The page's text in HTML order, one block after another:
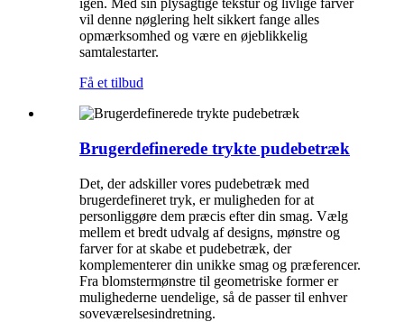
igen. Med sin plysagtige tekstur og livlige farver
vil denne nøglering helt sikkert fange alles
opmærksomhed og være en øjeblikkelig
samtalestarter.
Få et tilbud
Brugerdefinerede trykte pudebetræk
Det, der adskiller vores pudebetræk med
brugerdefineret tryk, er muligheden for at
personliggøre dem præcis efter din smag. Vælg
mellem et bredt udvalg af designs, mønstre og
farver for at skabe et pudebetræk, der
komplementerer din unikke smag og præferencer.
Fra blomstermønstre til geometriske former er
mulighederne uendelige, så de passer til enhver
soveværelsesindretning.